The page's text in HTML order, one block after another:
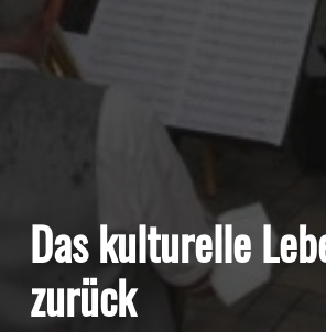
Das kulturelle
zurück